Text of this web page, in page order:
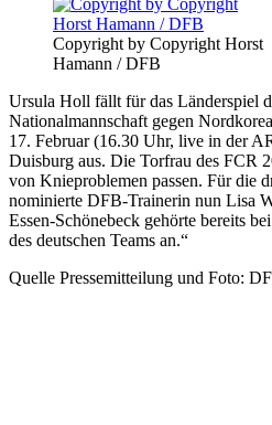
Copyright by Copyright Horst
Hamann / DFB
Ursula Holl fällt für das Länderspiel
Nationalmannschaft gegen
17. Februar (16.30 Uhr, live in der
Duisburg aus. Die Torfrau des FCR
von Knieproblemen passen. Für die
nominierte DFB-Trainerin nun Lisa
Essen-Schönebeck gehörte bereits
des deutschen Teams an.“
Quelle Pressemitteilung und Foto: